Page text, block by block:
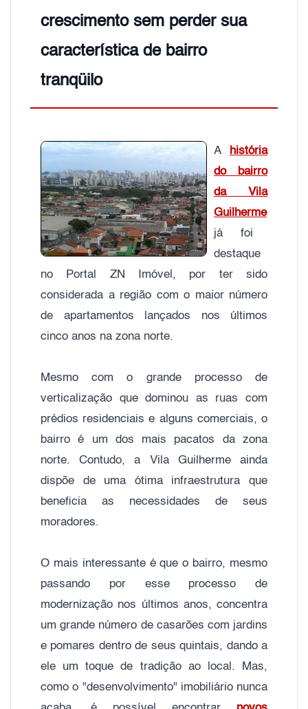
crescimento sem perder sua
característica de bairro
tranqüilo
A história
do bairro
da Vila
Guilherme
já foi
destaque
no Portal ZN Imóvel, por ter sido
considerada a região com o maior número
de apartamentos lançados nos últimos
cinco anos na zona norte.
Mesmo com o grande processo de
verticalização que dominou as ruas com
prédios residenciais e alguns comerciais, o
bairro é um dos mais pacatos da zona
norte. Contudo, a Vila Guilherme ainda
dispõe de uma ótima infraestrutura que
beneficia as necessidades de seus
moradores.
O mais interessante é que o bairro, mesmo
passando por esse processo de
modernização nos últimos anos, concentra
um grande número de casarões com jardins
e pomares dentro de seus quintais, dando a
ele um toque de tradição ao local. Mas,
como o "desenvolvimento" imobiliário nunca